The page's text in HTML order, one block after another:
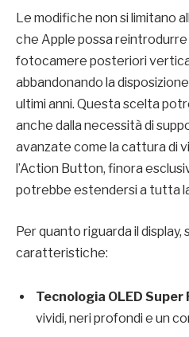
Le modifiche non si limitano
che Apple possa reintrodurre
fotocamere posteriori
abbandonando la
ultimi anni. Questa scelta
anche dalla necessità di
avanzate come la cattura di
l’Action Button, finora
potrebbe estendersi a tutta
Per quanto riguarda il
caratteristiche:
Tecnologia OLED Super
vividi, neri profondi e un